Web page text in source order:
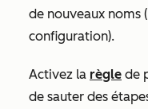
de nouveaux noms
configuration).
Activez la règle de
de sauter des